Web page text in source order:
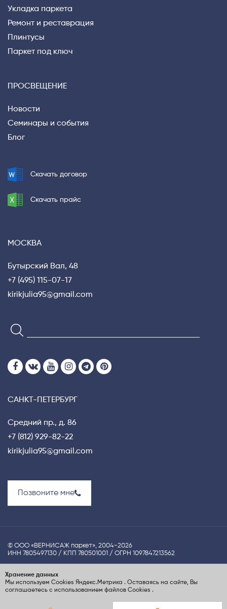
Укладка паркета
Ремонт и реставрация
Плинтусы
Паркет под ключ
ПРОСВЕЩЕНИЕ
Новости
Семинары и события
Блог
Скачать договор
Скачать прайс
МОСКВА
Бутырский Вал, 48
+7 (495) 115-07-17
kirikjulia95@gmail.com
САНКТ-ПЕТЕРБУРГ
Средний пр., д. 86
+7 (812) 929-82-22
kirikjulia95@gmail.com
Позвоните мне
© ООО «ВЕРНИСАЖ паркет», 2004-2026
ИНН 7805497130 / КПП 780501001 / ОГРН 1097847213562
UX-проектирование сайта Nina S.Dzhezher
Хранение данных
Мы используем Cookies Яндекс.Метрика . Оставаясь на сайте, Вы
соглашаетесь с использованием файлов Cookies .